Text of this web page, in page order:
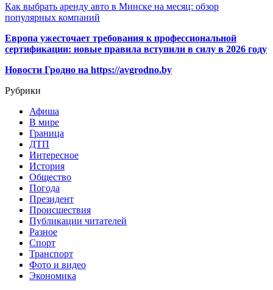
Как выбрать аренду авто в Минске на месяц: обзор
популярных компаний
Европа ужесточает требования к профессиональной
сертификации: новые правила вступили в силу в 2026 году
Новости Гродно на https://avgrodno.by
Рубрики
Афиша
В мире
Граница
ДТП
Интересное
История
Общество
Погода
Президент
Происшествия
Публикации читателей
Разное
Спорт
Транспорт
Фото и видео
Экономика